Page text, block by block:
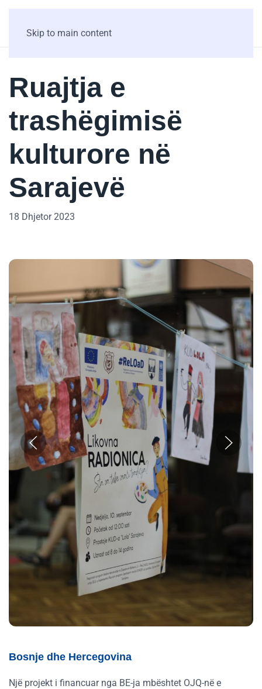
Skip to main content
Ruajtja e
trashëgimisë
kulturore në
Sarajevë
18 Dhjetor 2023
Bosnje dhe Hercegovina
Një projekt i financuar nga BE-ja mbështet OJQ-në e